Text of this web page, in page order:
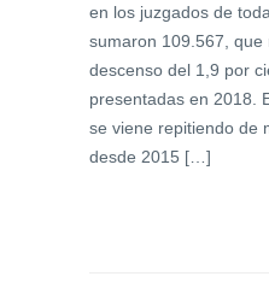
en los juzgados de
sumaron 109.567, que
descenso del 1,9 por
presentadas en 2018.
se viene repitiendo de
desde 2015 […]